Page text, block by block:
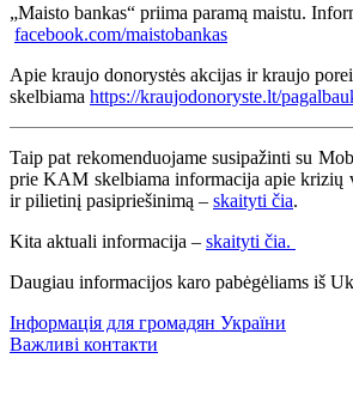
„Maisto bankas“ priima paramą maistu.
facebook.com/maistobankas
Apie kraujo donorystės akcijas ir kraujo
skelbiama https://kraujodonoryste.lt/
Taip pat rekomenduojame susipažinti su
prie KAM skelbiama informacija apie krizių
ir pilietinį pasipriešinimą – skaityti čia.
Kita aktuali informacija – skaityti čia.
Daugiau informacijos karo pabėgėliams iš
Інформація для громадян України
Важливі контакти